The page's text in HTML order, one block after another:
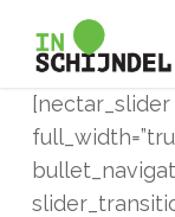
content
[nectar_slider